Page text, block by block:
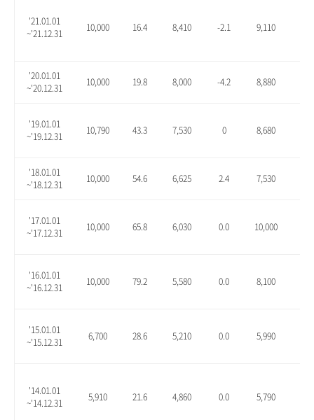
'21.01.01
~'21.12.31
10,000 16.4 8,410 -2.1 9,110
'20.01.01
~'20.12.31
10,000 19.8 8,000 -4.2 8,880
'19.01.01
~'19.12.31
10,790 43.3 7,530 0 8,680
'18.01.01
~'18.12.31
10,000 54.6 6,625 2.4 7,530
'17.01.01
~'17.12.31
10,000 65.8 6,030 0.0 10,000
'16.01.01
~'16.12.31
10,000 79.2 5,580 0.0 8,100
'15.01.01
~'15.12.31
6,700 28.6 5,210 0.0 5,990
'14.01.01
~'14.12.31
5,910 21.6 4,860 0.0 5,790